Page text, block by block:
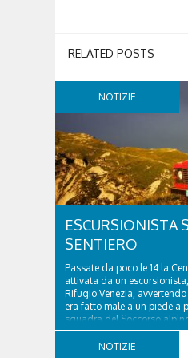
RELATED POSTS
NOTIZIE
ESCURSIONISTA
SENTIERO
Passate da poco le 14 la
attivata da un
Rifugio Venezia,
era fatto male a un piede a
squadra del Soccorso
ha quindi raggiunto
NOTIZIE